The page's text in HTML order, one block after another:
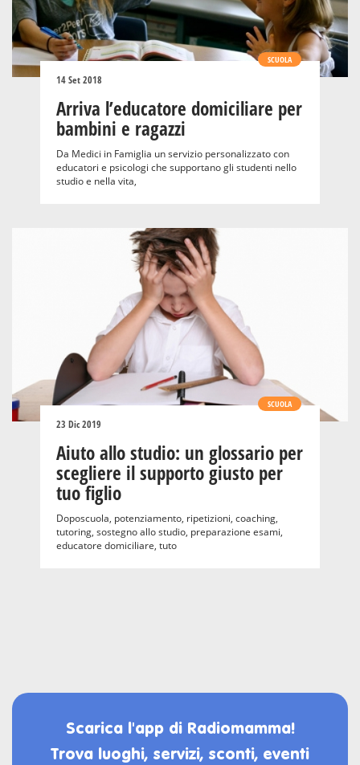
SCUOLA
14 Set 2018
Arriva l’educatore domiciliare per
bambini e ragazzi
Da Medici in Famiglia un servizio personalizzato con
educatori e psicologi che supportano gli studenti nello
studio e nella vita,
SCUOLA
23 Dic 2019
Aiuto allo studio: un glossario per
scegliere il supporto giusto per
tuo figlio
Doposcuola, potenziamento, ripetizioni, coaching,
tutoring, sostegno allo studio, preparazione esami,
educatore domiciliare, tuto
Scarica l'app di Radiomamma!
Trova luoghi, servizi, sconti, eventi